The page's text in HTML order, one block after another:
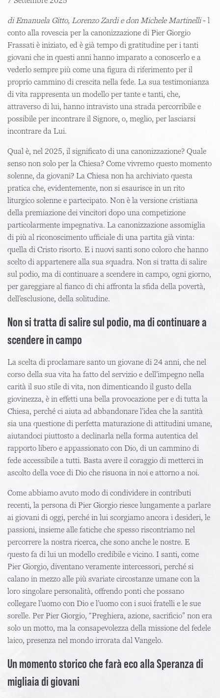
di Emanuela Gitto, Lorenzo Zardi e don Michele Martinelli- l
conto alla rovescia per la canonizzazione di Pier Giorgio
Frassati è iniziato, ed è già tempo di gratitudine per i tanti
giovani che in questi anni hanno imparato a conoscerlo e a
vederlo sempre più come una figura di riferimento per il
proprio cammino di crescita nella fede. La sua testimonianza
di vita rappresenta un modello per tante e tanti, che,
attraverso di lui, hanno intravisto una strada percorribile e
possibile per incontrare il Signore, o, meglio, per lasciarsi
incontrare da Lui.
Qual è, nel 2025, il significato di una canonizzazione? Quale
senso non solo per la Chiesa? Come vivremo questo momento
solenne, da giovani? La Chiesa non ha archiviato questa
pratica che, evidentemente, non si esaurisce in un rito
liturgico solenne e partecipato. Non è la versione cristiana
della premiazione dei vincitori dopo una competizione
particolarmente impegnativa. La canonizzazione assomiglia
di più al riconoscimento ufficiale di una partita già vinta:
quella di Cristo risorto. E i nuovi santi sono coloro che hanno
scelto di appartenere alla sua squadra. Non si tratta di salire
sul podio, ma di continuare a scendere in campo, ogni giorno,
per gareggiare al fianco di chi affronta la sfida della povertà,
dell’esclusione, della solitudine.
Non si tratta di salire sul podio, ma di continuare a
scendere in campo
La scelta di proclamare santo un giovane di 24 anni, che nel
corso della sua vita ha fatto del servizio e dell’impegno nella
carità il suo stile di vita, non dimenticando il gusto della
giovinezza, è in effetti una bella provocazione per e di tutta la
Chiesa, perché ci aiuta ad abbandonare l’idea che la santità
sia una questione di perfetta maturazione di attitudini umane,
aiutandoci piuttosto a declinarla nella forma autentica del
rapporto libero e appassionato con Dio, di un cammino di
fede accessibile a tutti. Basta avere il coraggio di metterci in
ascolto della voce di Dio che risuona in noi e attorno a noi.
Come abbiamo avuto modo di condividere in contributi
recenti, la persona di Pier Giorgio riesce lungamente a parlare
ai giovani di oggi, perché in lui scorgiamo ancora i desideri, le
passioni, insieme alle fatiche che spesso riscontriamo nel
percorrere la nostra ricerca, che sono anche le nostre. E
questo fa di lui un modello credibile e vicino. I santi, come
Pier Giorgio, diventano veramente intercessori, perché si
calano in mezzo alle più svariate circostanze umane con la
loro singolare personalità, offrendo ponti che possano
collegare l’uomo con Dio e l’uomo con i suoi fratelli e le sue
sorelle. Per Pier Giorgio, “Preghiera, azione, sacrificio” non era
solo un motto, ma la consapevolezza della missione del fedele
laico, presenza nel mondo irrorata dal Vangelo.
Un momento storico che farà eco alla Speranza di
migliaia di giovani